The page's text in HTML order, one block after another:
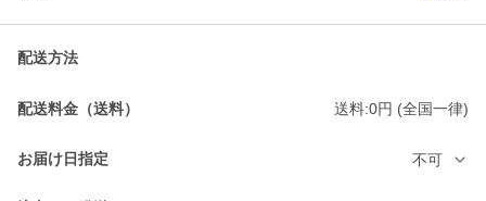
配送方法
配送料金（送料） 送料:0円 (全国一律)
お届け日指定 不可